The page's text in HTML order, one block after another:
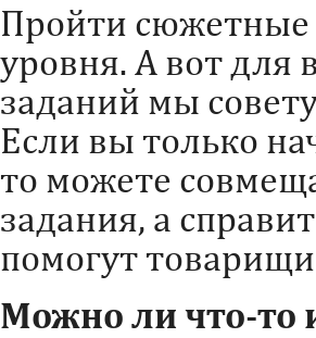
Пройти сюжетные
уровня. А вот
заданий мы
Если вы только
то можете
задания, а
помогут
Можно ли что-то